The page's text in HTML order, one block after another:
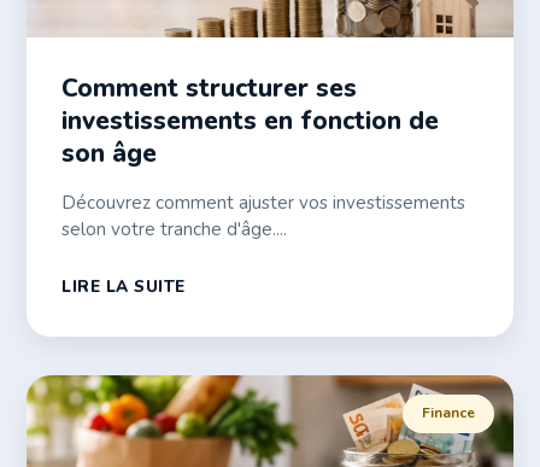
Comment structurer ses
investissements en fonction de
son âge
Découvrez comment ajuster vos investissements
selon votre tranche d'âge....
LIRE LA SUITE
Finance